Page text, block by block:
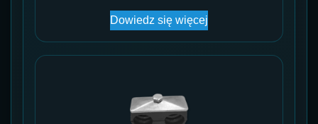
Dowiedz się więcej